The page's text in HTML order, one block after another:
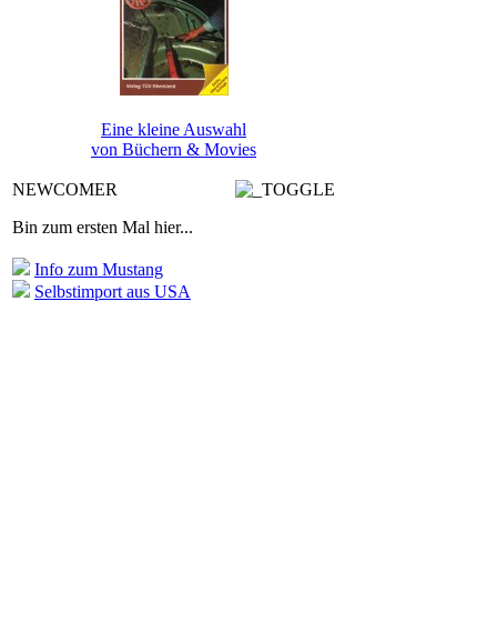
Eine kleine Auswahl
von Büchern & Movies
NEWCOMER
Bin zum ersten Mal hier...
Info zum Mustang
Selbstimport aus USA